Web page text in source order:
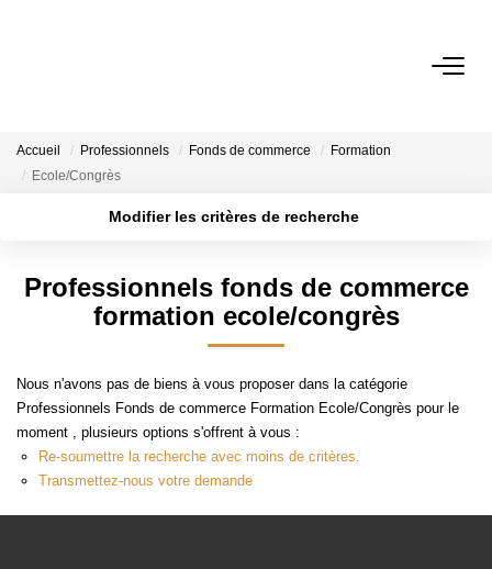
ACHETER
ESTIMER
NOTRE AGENCE
CONTACT
Accueil Professionnels Fonds de commerce
Formation
Ecole/Congrès
Modifier les critères de recherche
Type de bien
Budget max Plus de critères
Professionnels fonds de commerce
formation ecole/congrès
Nous n'avons pas de biens à vous proposer dans la catégorie
Professionnels Fonds de commerce Formation Ecole/Congrès pour le
moment , plusieurs options s'offrent à vous :
Re-soumettre la recherche avec moins de critères.
Transmettez-nous votre demande